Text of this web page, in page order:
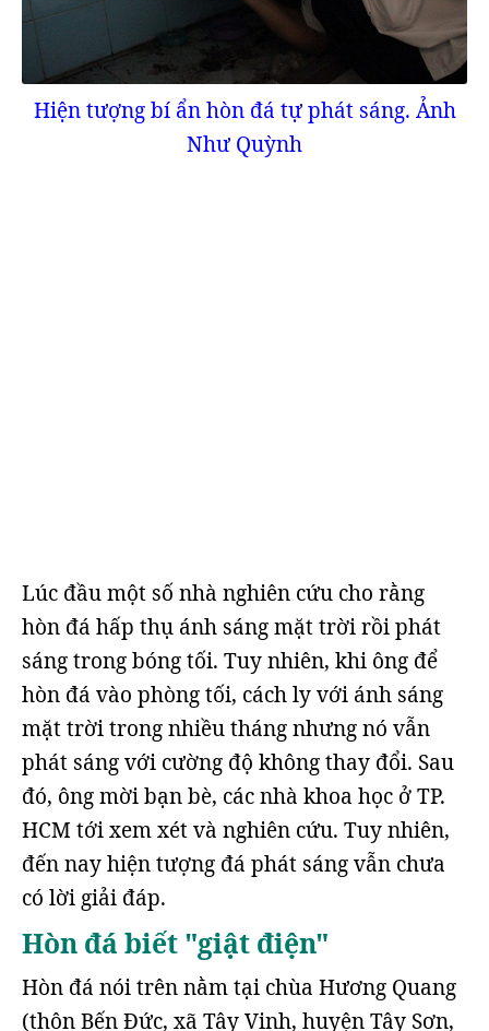
Hiện tượng bí ẩn hòn đá tự phát sáng. Ảnh
Như Quỳnh
Lúc đầu một số nhà nghiên cứu cho rằng
hòn đá hấp thụ ánh sáng mặt trời rồi phát
sáng trong bóng tối. Tuy nhiên, khi ông để
hòn đá vào phòng tối, cách ly với ánh sáng
mặt trời trong nhiều tháng nhưng nó vẫn
phát sáng với cường độ không thay đổi. Sau
đó, ông mời bạn bè, các nhà khoa học ở TP.
HCM tới xem xét và nghiên cứu. Tuy nhiên,
đến nay hiện tượng đá phát sáng vẫn chưa
có lời giải đáp.
Hòn đá biết "giật điện"
Hòn đá nói trên nằm tại chùa Hương Quang
(thôn Bến Đức, xã Tây Vinh, huyện Tây Sơn,